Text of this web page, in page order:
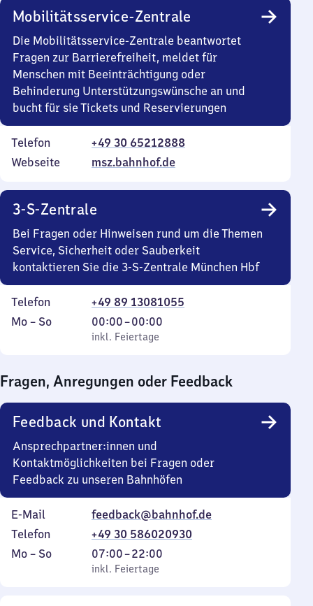
Mobilitätsservice-Zentrale
Die Mobilitätsservice-Zentrale beantwortet
Fragen zur Barrierefreiheit, meldet für
Menschen mit Beeinträchtigung oder
Behinderung Unterstützungswünsche an und
bucht für sie Tickets und Reservierungen
Telefon
+49 30 65212888
Webseite
msz.bahnhof.de
3-S-Zentrale
Bei Fragen oder Hinweisen rund um die Themen
Service, Sicherheit oder Sauberkeit
kontaktieren Sie die 3-S-Zentrale München Hbf
Telefon
+49 89 13081055
Montag
Mo – So,
inkl. Feiertage
00:00–00:00
Von
0
0
Uhr
inkl. Feiertage
Fragen, Anregungen oder Feedback
Feedback und Kontakt
Ansprechpartner:innen und
Kontaktmöglichkeiten bei Fragen oder
Feedback zu unseren Bahnhöfen
E-Mail
feedback@bahnhof.de
Telefon
+49 30 586020930
Montag
Mo – So,
inkl. Feiertage
07:00–22:00
Von
7
inkl. Feiertage